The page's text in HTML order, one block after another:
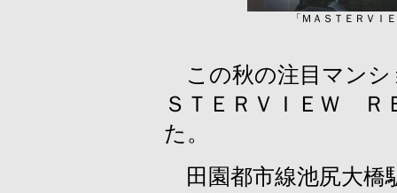
「ＭＡＳＴＥＲＶ
この秋の注目マンシ
ＳＴＥＲＶＩＥＷ Ｒ
た。
田園都市線池尻大橋